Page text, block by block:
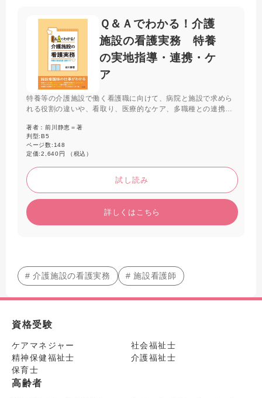
Ｑ＆Ａでわかる！介護
施設の看護実務 特養
の実地指導・連携・ケ
ア
特養等の介護施設で働く看護職に向けて、病院と施設で求めら
れる役割の違いや、看取り、医療的なケア、多職種との連携や
た。協働する介護職にも役立つ一冊。実地指導にかかわる様式
記入例も多数収載した。
著者：前川静恵＝著
判型:B5
ページ数: 148
定価:2,640円 （税込）
試し読み
詳しくはこちら
# 介護施設の看護実務 # 施設看護師
資格受験
ケアマネジャー
社会福祉士
精神保健福祉士
介護福祉士
保育士
高齢者